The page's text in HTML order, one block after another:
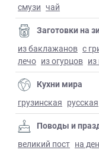
смузи чай
Заготовки на
из баклажанов с
лечо из огурцов
Кухни мира
грузинская русская
Поводы и
великий пост на